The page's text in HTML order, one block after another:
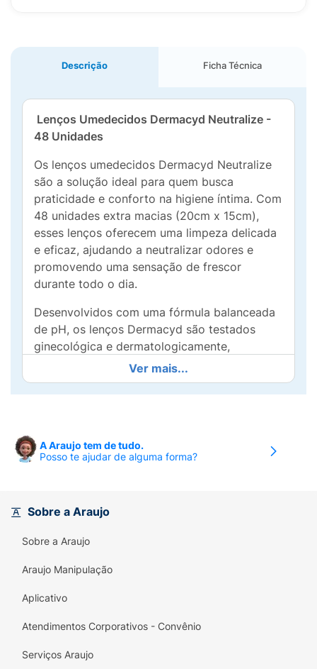
Descrição Ficha Técnica
Lenços Umedecidos Dermacyd Neutralize -
48 Unidades
Os lenços umedecidos Dermacyd Neutralize
são a solução ideal para quem busca
praticidade e conforto na higiene íntima. Com
48 unidades extra macias (20cm x 15cm),
esses lenços oferecem uma limpeza delicada
e eficaz, ajudando a neutralizar odores e
promovendo uma sensação de frescor
durante todo o dia.
Desenvolvidos com uma fórmula balanceada
de pH, os lenços Dermacyd são testados
ginecológica e dermatologicamente,
garantindo segurança e conforto. Perfeitos
para uso diário, eles se tornam indispensáveis
em sua rotina, seja em casa ou em
Não abra mão da sua saúde íntima. Inclua os
lenços umedecidos Dermacyd Neutralize em
que você esteja!
Ver mais...
A Araujo tem de tudo.
Posso te ajudar de alguma forma?
Sobre a Araujo
Sobre a Araujo
Araujo Manipulação
Aplicativo
Atendimentos Corporativos - Convênio
Serviços Araujo